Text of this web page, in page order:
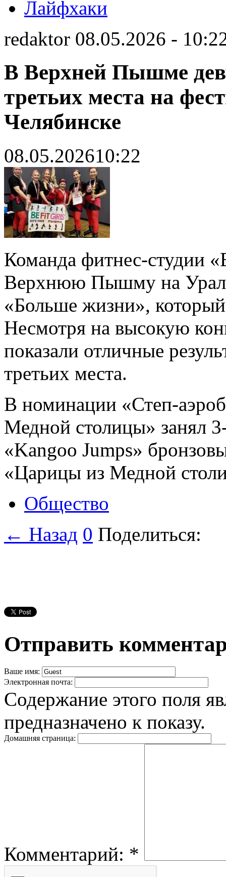
Лайфхаки
redaktor 08.05.2026 -
В Верхней Пышме
третьих места на
Челябинске
08.05.202610:22
Команда фитнес-студии
Верхнюю Пышму на
«Больше жизни»,
Несмотря на высокую
показали отличные
третьих места.
В номинации «Степ-
Медной столицы» занял
«Kangoo Jumps»
«Царицы из Медной
Общество
← Назад 0 Поделиться:
Отправить
Ваше имя:
Электронная почта:
Содержание этого поля
предназначено к показу.
Домашняя страница:
Комментарий: *